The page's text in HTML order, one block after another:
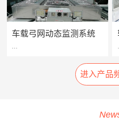
时监测单轨列车走行轮、导向
轮及稳定轮的轮胎气压及温度
爆胎时能够及时做出预报及报
扩大及危险的发生。 系统组
成： 1、胎压传感器· 安装在
走行轮、导向轮、稳定轮气门
车载弓网动态监测系统
车载弓网动态监测系统是一种
车载受电弓实时自动化、动态
测弓网状态和主要工作参数，
进入产品